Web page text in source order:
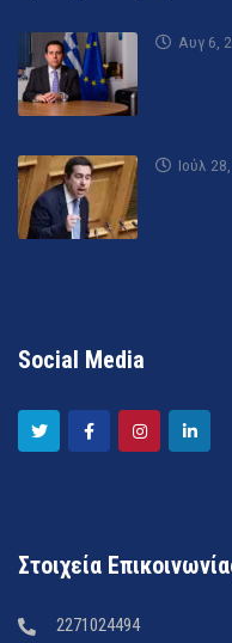
Αυγ 6,
Ιούλ
Social Media
Στοιχεία
2271024494